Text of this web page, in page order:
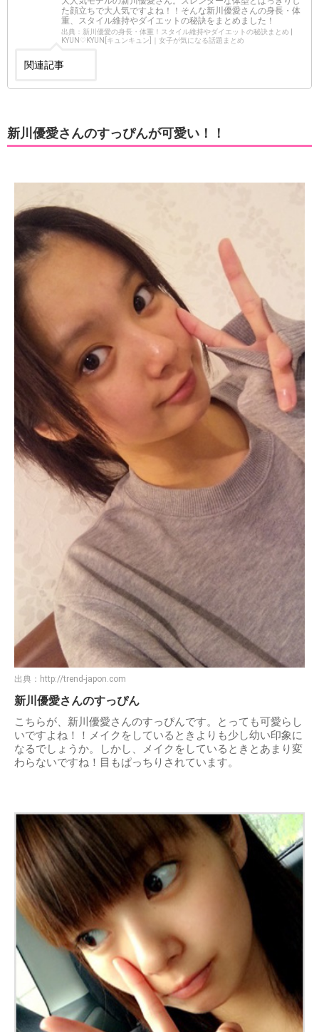
た顔立ちで大人気ですよね！！そんな新川優愛さんの身長・体
重、スタイル維持やダイエットの秘訣をまとめました！
出典：新川優愛の身長・体重！スタイル維持やダイエットの秘訣まとめ |
KYUN♡KYUN[キュンキュン]｜女子が気になる話題まとめ
関連記事
新川優愛さんのすっぴんが可愛い！！
出典： http://trend-japon.com
新川優愛さんのすっぴん
こちらが、新川優愛さんのすっぴんです。とっても可愛らし
いですよね！！メイクをしているときよりも少し幼い印象に
なるでしょうか。しかし、メイクをしているときとあまり変
わらないですね！目もぱっちりされています。